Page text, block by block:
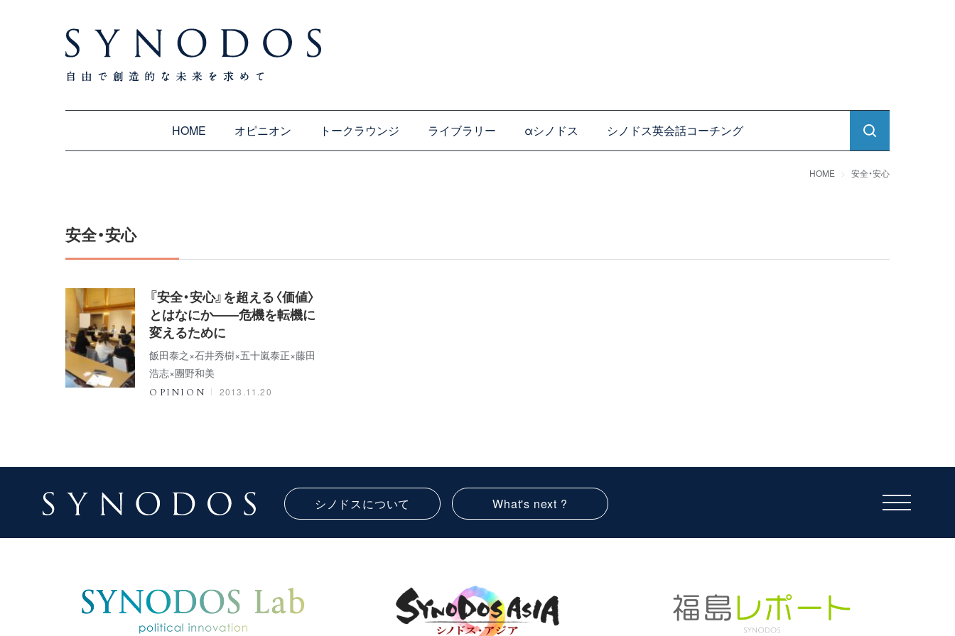
HOME オピニオン トークラウンジ ライブラリー αシノドス シノドス英会話コーチング
HOME 安全・安心
安全・安心
『安全・安心』を超える〈価値〉
とはなにか――危機を転機に
変えるために
飯田泰之×石井秀樹×五十嵐泰正×藤田
浩志×團野和美
OPINION 2013.11.20
シノドスについて What's next ?